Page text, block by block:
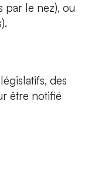
par le nez), ou
des
être notifié